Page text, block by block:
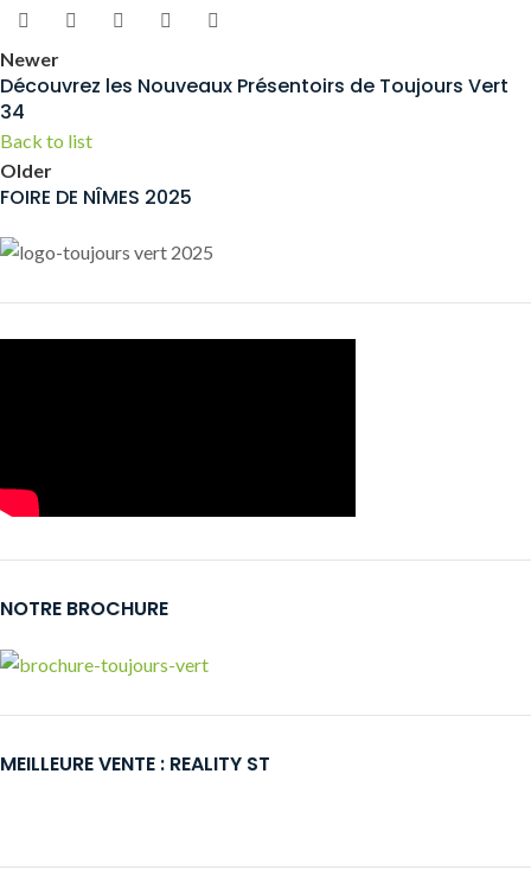
Newer
Découvrez les Nouveaux Présentoirs de Toujours Vert
34
Back to list
Older
FOIRE DE NÎMES 2025
NOTRE BROCHURE
MEILLEURE VENTE : REALITY ST